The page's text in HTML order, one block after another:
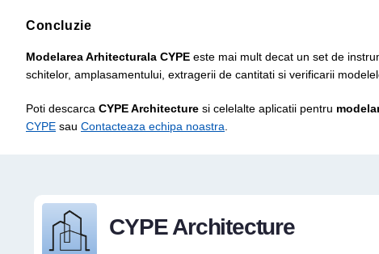
Concluzie
Modelarea Arhitecturala CYPE este mai mult decat un set de
schitelor, amplasamentului, extragerii de cantitati si verificarii
Poti descarca CYPE Architecture si celelalte aplicatii pentru
CYPE sau Contacteaza echipa noastra
CYPE Architecture